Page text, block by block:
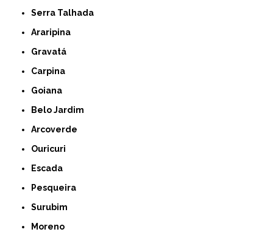
Serra Talhada
Araripina
Gravatá
Carpina
Goiana
Belo Jardim
Arcoverde
Ouricuri
Escada
Pesqueira
Surubim
Moreno